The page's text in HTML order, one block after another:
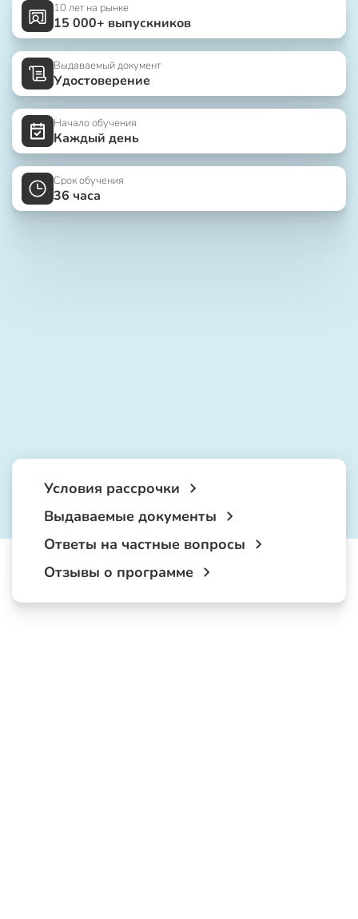
10 лет на рынке
15 000+ выпускников
Выдаваемый документ
Удостоверение
Начало обучения
Каждый день
Срок обучения
36 часа
Условия рассрочки
Выдаваемые документы
Ответы на частные вопросы
Отзывы о программе